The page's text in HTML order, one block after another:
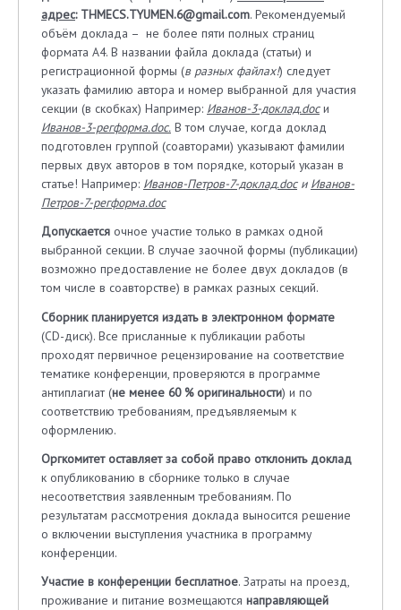
адрес: THMECS.TYUMEN.6@gmail.com. Рекомендуемый
объём доклада – не более пяти полных страниц
формата А4. В названии файла доклада (статьи) и
регистрационной формы (в разных файлах!) следует
указать фамилию автора и номер выбранной для участия
секции (в скобках) Например: Иванов-3-доклад.docи
Иванов-3-регформа.doc. В том случае, когда доклад
подготовлен группой (соавторами) указывают фамилии
первых двух авторов в том порядке, который указан в
статье! Например: Иванов-Петров-7-доклад.docи Иванов-
Петров-7-регформа.doc
Допускается очное участие только в рамках одной
выбранной секции. В случае заочной формы (публикации)
возможно предоставление не более двух докладов (в
том числе в соавторстве) в рамках разных секций.
Сборник планируется издать в электронном формате
(CD-диск). Все присланные к публикации работы
проходят первичное рецензирование на соответствие
тематике конференции, проверяются в программе
антиплагиат (не менее 60 % оригинальности) и по
соответствию требованиям, предъявляемым к
оформлению.
Оргкомитет оставляет за собой право отклонить доклад
к опубликованию в сборнике только в случае
несоответствия заявленным требованиям. По
результатам рассмотрения доклада выносится решение
о включении выступления участника в программу
конференции.
Участие в конференции бесплатное. Затраты на проезд,
проживание и питание возмещаются направляющей